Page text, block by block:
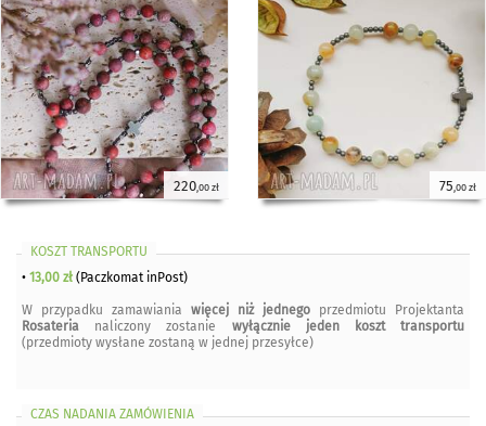
220,00 zł 75 ,00 zł
KOSZT TRANSPORTU
• 13,00 zł (Paczkomat inPost)
W przypadku zamawiania więcej niż jednego przedmiotu Projektanta
Rosateria naliczony zostanie wyłącznie jeden koszt transportu
(przedmioty wysłane zostaną w jednej przesyłce)
CZAS NADANIA ZAMÓWIENIA